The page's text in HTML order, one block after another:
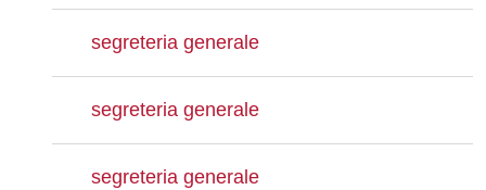
segreteria generale
segreteria generale
segreteria generale